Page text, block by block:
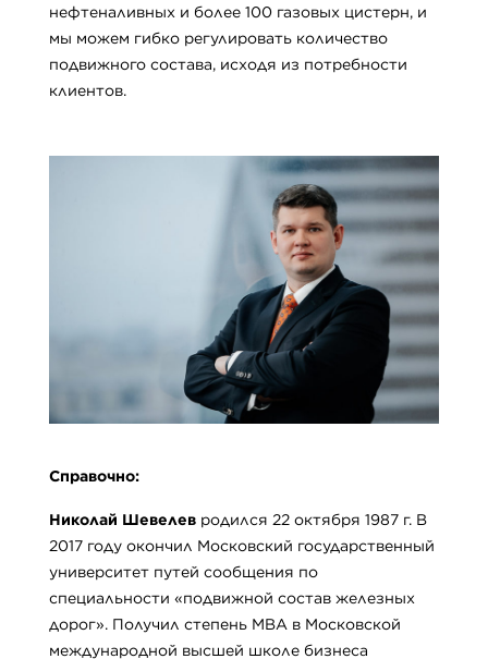
нефтеналивных и более 100 газовых цистерн, и
мы можем гибко регулировать количество
подвижного состава, исходя из потребности
клиентов.
Справочно:
Николай Шевелев родился 22 октября 1987 г. В
2017 году окончил Московский государственный
университет путей сообщения по
специальности «подвижной состав железных
дорог». Получил степень MBA в Московской
международной высшей школе бизнеса